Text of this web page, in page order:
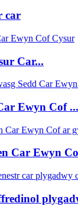
car
Car...
Ewyn Cof ...
Car Ewyn